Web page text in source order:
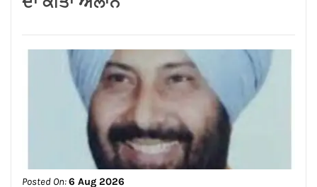
6 Aug 2026
ਲੱਧੇਵਾਲੀ ਪਾਰਕ ਦੀ ਬਦਹਾਲੀ—ਵਿਕਾਸ ਦੇ
ਦਾਵਿਆਂ ਦੀ ਅਸਲੀ ਤਸਵੀਰ!